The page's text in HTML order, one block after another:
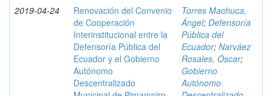
2019-04-24
Renovación del Convenio
de Cooperación
Interinstitucional entre la
Defensoría Pública del
Ecuador y el Gobierno
Autónomo
Descentralizado
Torres Machuca,
Ángel; Defensoría
Pública del
Ecuador; Narváez
Rosales, Óscar;
Gobierno
Autónomo